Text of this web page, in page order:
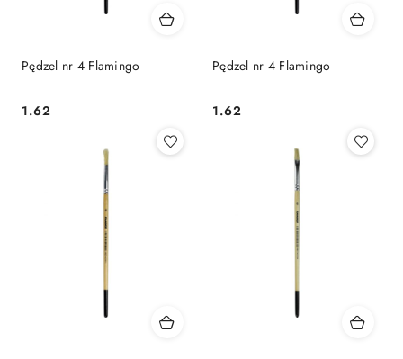
Pędzel nr 4 Flamingo
Cena:
1.62
Pędzel nr 4 Flamingo
Cena:
1.62